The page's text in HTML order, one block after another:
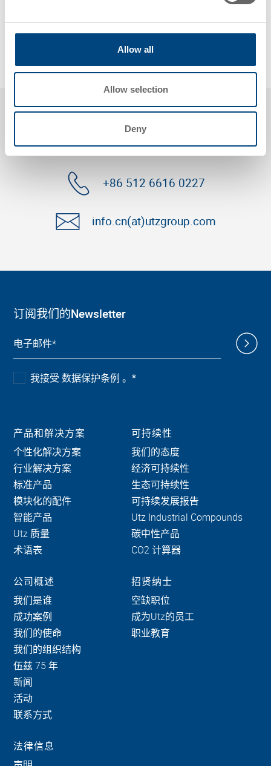
Allow all
Allow selection
Deny
您还有问题吗？请联系我们！
+86 512 6616 0227
info.cn(at)utzgroup.com
订阅我们的Newsletter
我接受 数据保护条例 。*
产品和解决方案
个性化解决方案
行业解决方案
标准产品
模块化的配件
智能产品
Utz 质量
术语表
可持续性
我们的态度
经济可持续性
生态可持续性
可持续发展报告
Utz Industrial Compounds
碳中性产品
CO2 计算器
公司概述
我们是谁
成功案例
我们的使命
我们的组织结构
伍兹 75 年
新闻
活动
联系方式
招贤纳士
空缺职位
成为Utz的员工
职业教育
法律信息